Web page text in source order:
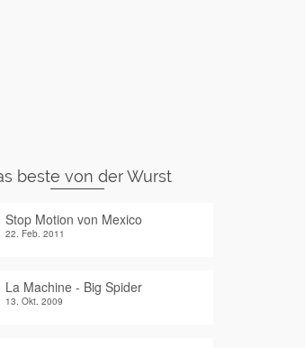
beste von der Wurst
Stop Motion von Mexico
22. Feb. 2011
La Machine - Big Spider
13. Okt. 2009